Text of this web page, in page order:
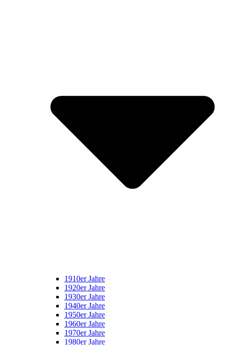
1910er Jahre
1920er Jahre
1930er Jahre
1940er Jahre
1950er Jahre
1960er Jahre
1970er Jahre
1980er Jahre